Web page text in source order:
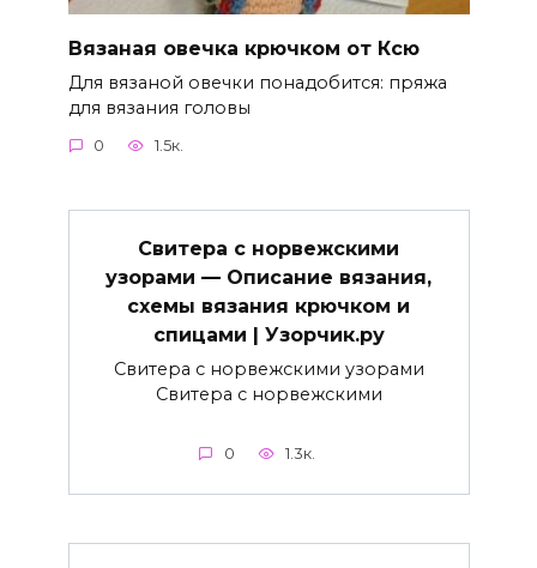
Вязаная овечка крючком от Ксю
Для вязаной овечки понадобится: пряжа
для вязания головы
0 1.5к.
Свитера с норвежскими
узорами — Описание вязания,
схемы вязания крючком и
спицами | Узорчик.ру
Свитера с норвежскими узорами
Свитера с норвежскими
0 1.3к.